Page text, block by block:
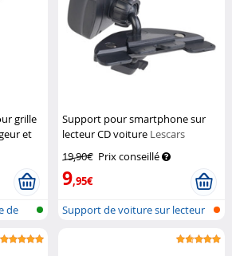
grille
et
de
Support pour smartphone sur
lecteur CD voiture Lescars
19,90€ Prix conseillé
9,95€
Support de voiture sur lecteur